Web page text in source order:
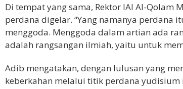
Di tempat yang sama, Rektor IAI Al-
perdana digelar. “Yang namanya perdana
menggoda. Menggoda dalam artian ada
adalah rangsangan ilmiah, yaitu untuk
Adib mengatakan, dengan lulusan yang
keberkahan melalui titik perdana yudisium